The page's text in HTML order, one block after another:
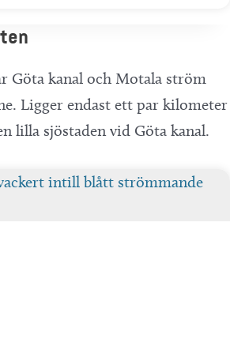
Göta kanal och Motala ström
Ligger endast ett par kilometer
lilla sjöstaden vid Göta kanal.